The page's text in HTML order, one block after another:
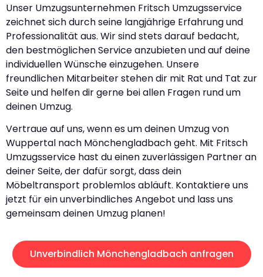
Unser Umzugsunternehmen Fritsch Umzugsservice
zeichnet sich durch seine langjährige Erfahrung und
Professionalität aus. Wir sind stets darauf bedacht,
den bestmöglichen Service anzubieten und auf deine
individuellen Wünsche einzugehen. Unsere
freundlichen Mitarbeiter stehen dir mit Rat und Tat zur
Seite und helfen dir gerne bei allen Fragen rund um
deinen Umzug.
Vertraue auf uns, wenn es um deinen Umzug von
Wuppertal nach Mönchengladbach geht. Mit Fritsch
Umzugsservice hast du einen zuverlässigen Partner an
deiner Seite, der dafür sorgt, dass dein
Möbeltransport problemlos abläuft. Kontaktiere uns
jetzt für ein unverbindliches Angebot und lass uns
gemeinsam deinen Umzug planen!
Unverbindlich Mönchengladbach anfragen